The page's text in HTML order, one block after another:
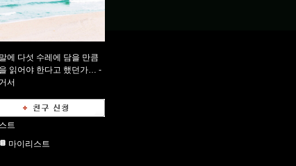
에 다섯 수레에 담을 만큼
읽어야 한다고 했던가… -
서
트
마이리스트